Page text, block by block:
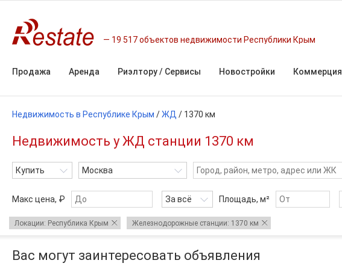
19 517 объектов недвижимости Республики Крым
Продажа Аренда Риэлтору / Сервисы Новостройки Коммерция
Недвижимость в Республике Крым /ЖД / 1370 км
Недвижимость у ЖД станции 1370 км
Купить Москва
Макс цена, ₽ За всё Площадь, м²
Локации: Республика Крым Железнодорожные станции: 1370 км
Вас могут заинтересовать объявления